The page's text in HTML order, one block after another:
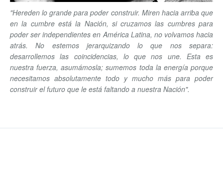
"Hereden lo grande para poder construir. Miren hacia arriba que
en la cumbre está la Nación, si cruzamos las cumbres para
poder ser independientes en América Latina, no volvamos hacia
atrás. No estemos jerarquizando lo que nos separa:
desarrollemos las coincidencias, lo que nos une. Esta es
nuestra fuerza, asumámosla; sumemos toda la energía porque
necesitamos absolutamente todo y mucho más para poder
construir el futuro que le está faltando a nuestra Nación".